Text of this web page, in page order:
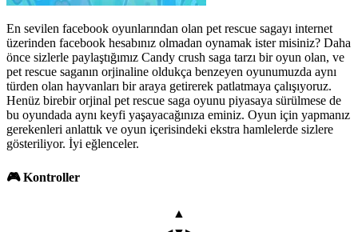
En sevilen facebook oyunlarından olan pet rescue sagayı internet
üzerinden facebook hesabınız olmadan oynamak ister misiniz? Daha
önce sizlerle paylaştığımız Candy crush saga tarzı bir oyun olan, ve
pet rescue saganın orjinaline oldukça benzeyen oyunumuzda aynı
türden olan hayvanları bir araya getirerek patlatmaya çalışıyoruz.
Henüz birebir orjinal pet rescue saga oyunu piyasaya sürülmese de
bu oyundada aynı keyfi yaşayacağınıza eminiz. Oyun için yapmanız
gerekenleri anlattık ve oyun içerisindeki ekstra hamlelerde sizlere
gösteriliyor. İyi eğlenceler.
🎮 Kontroller
▲